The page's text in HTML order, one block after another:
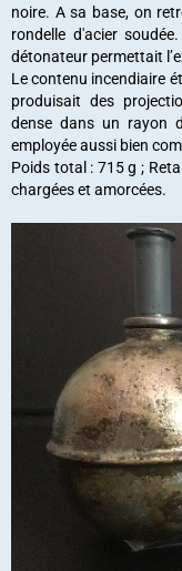
noire. A sa base, on
rondelle d'acier
détonateur permettait
Le contenu incendiaire
produisait des
dense dans un rayon
employée aussi bien
Poids total : 715 g ;
chargées et amorcées.